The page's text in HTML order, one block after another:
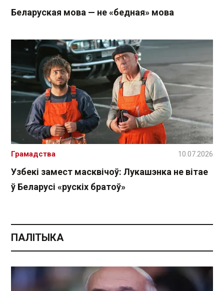
Беларуская мова — не «бедная» мова
Узбекі замест масквічоў: Лукашэнка не вітае
ў Беларусі «рускіх братоў»
Грамадства 10.07.2026
ПАЛІТЫКА